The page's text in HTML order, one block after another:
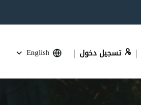
تسجيل دخول English